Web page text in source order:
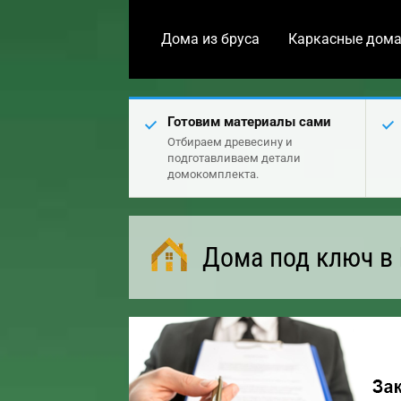
Дома из бруса Каркасные дома
Готовим материалы сами
Отбираем древесину и
подготавливаем детали
домокомплекта.
Дома под ключ в